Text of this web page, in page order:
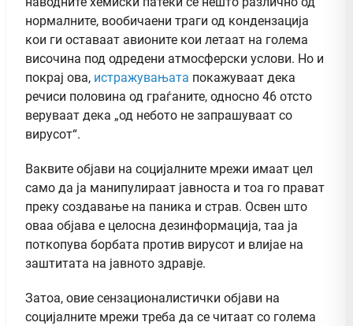
нормалните, вообичаени траги од кондензација
кои ги оставаат авионите кои летаат на голема
височина под одредени атмосферски услови. Но и
покрај ова, истражувањата покажуваат дека
речиси половина од граѓаните, односно 46 отсто
веруваат дека „од небото не запрашуваат со
вирусот“.
Ваквите објави на социјалните мрежи имаат цел
само да ја манипулираат јавноста и тоа го прават
преку создавање на паника и страв. Освен што
оваа објава е целосна дезинформација, таа ја
поткопува борбата против вирусот и влијае на
заштитата на јавното здравје.
Затоа, овие сензационалистички објави на
социјалните мрежи треба да се читаат со голема